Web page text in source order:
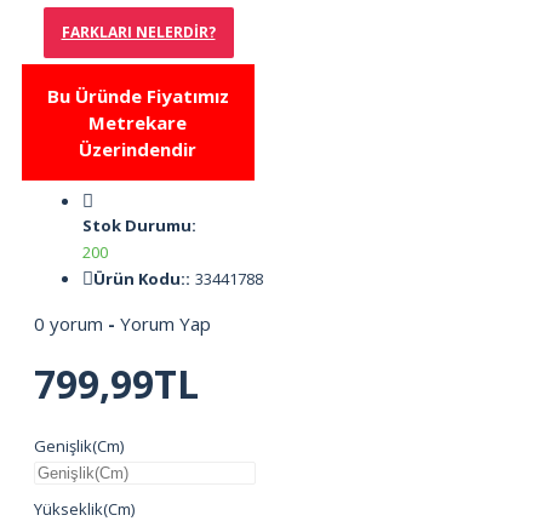
FARKLARI NELERDIR?
Bu Üründe Fiyatımız
Metrekare
Üzerindendir
Stok Durumu:
200
Ürün Kodu:: 33441788
0 yorum - Yorum Yap
799,99TL
Genişlik(Cm)
Yükseklik(Cm)